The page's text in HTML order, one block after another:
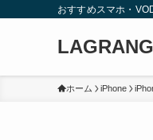
おすすめスマホ・
ホーム iPhone